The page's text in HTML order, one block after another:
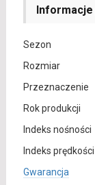
Informacje
Sezon
Rozmiar
Przeznaczenie
Rok produkcji
Indeks nośności
Indeks prędkości
Gwarancja